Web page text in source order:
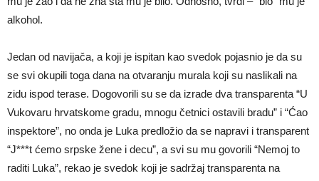
alkohol.
Jedan od navijača, a koji je ispitan kao svedok pojasnio je da su
se svi okupili toga dana na otvaranju murala koji su naslikali na
zidu ispod terase. Dogovorili su se da izrade dva transparenta “U
Vukovaru hrvatskome gradu, mnogu četnici ostavili bradu” i “Ćao
inspektore”, no onda je Luka predložio da se napravi i transparent
“J***t ćemo srpske žene i decu”, a svi su mu govorili “Nemoj to
raditi Luka”, rekao je svedok koji je sadržaj transparenta na